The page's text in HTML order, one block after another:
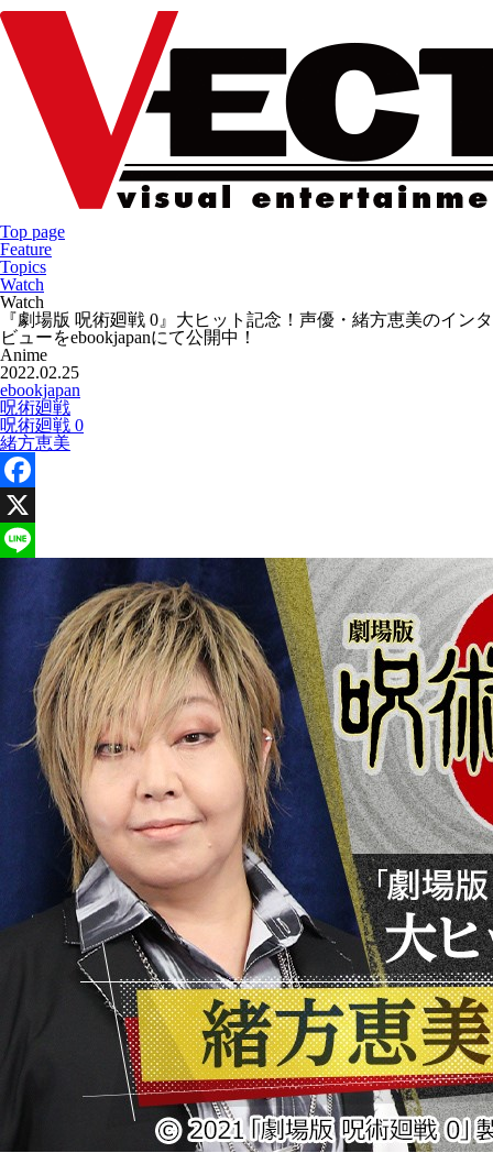
Top page
Feature
Topics
Watch
Watch
『劇場版 呪術廻戦 0』大ヒット記念！声優・緒方恵美のインタ
ビューをebookjapanにて公開中！
Anime
2022.02.25
ebookjapan
呪術廻戦
呪術廻戦 0
緒方恵美
Facebook
X
Line